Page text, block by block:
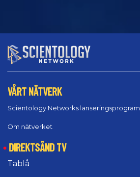
VÅRT NÄTVERK
Scientology Networks lanseringsprogram
Om nätverket
DIREKTSÄND TV
Tablå